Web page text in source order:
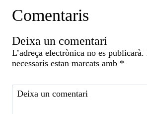
Comentaris
Deixa un comentari
L’adreça electrònica no es publicarà.
necessaris estan marcats amb *